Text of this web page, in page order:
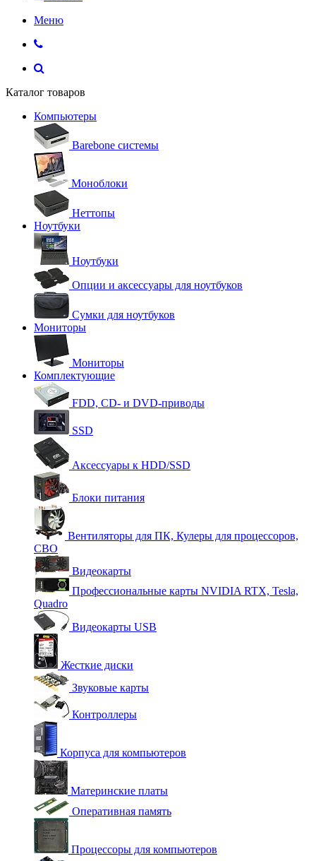
Меню
Каталог товаров
Компьютеры
Barebone системы
Моноблоки
Неттопы
Ноутбуки
Ноутбуки
Опции и аксессуары для ноутбуков
Сумки для ноутбуков
Мониторы
Мониторы
Комплектующие
FDD, CD- и DVD-приводы
SSD
Аксессуары к HDD/SSD
Блоки питания
Вентиляторы для ПК, Кулеры для процессоров,
СВО
Видеокарты
Профессиональные карты NVIDIA RTX, Tesla,
Quadro
Видеокарты USB
Жесткие диски
Звуковые карты
Контроллеры
Корпуса для компьютеров
Материнские платы
Оперативная память
Процессоры для компьютеров